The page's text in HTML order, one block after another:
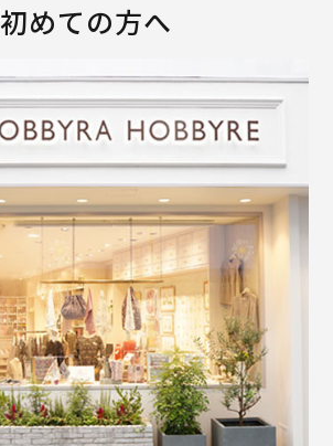
初めての方へ